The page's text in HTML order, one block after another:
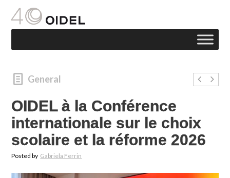
General
OIDEL à la Conférence
internationale sur le choix
scolaire et la réforme 2026
Posted by Gabriela Ferrin